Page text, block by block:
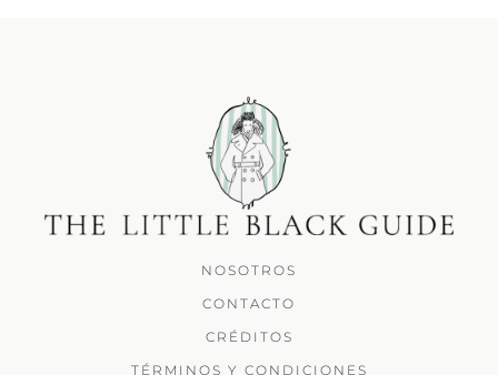
NOSOTROS
CONTACTO
CRÉDITOS
TÉRMINOS Y CONDICIONES